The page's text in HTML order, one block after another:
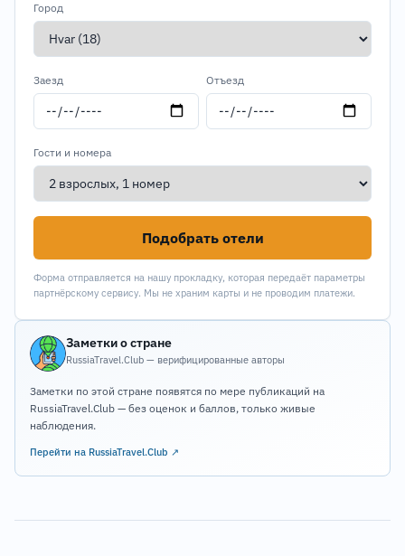
Город
Заезд Отъезд
Гости и номера
Подобрать отели
Форма отправляется на нашу прокладку, которая передаёт параметры
партнёрскому сервису. Мы не храним карты и не проводим платежи.
Заметки о стране
RussiaTravel.Club — верифицированные авторы
Заметки по этой стране появятся по мере публикаций на
RussiaTravel.Club — без оценок и баллов, только живые
наблюдения.
Перейти на RussiaTravel.Club ↗